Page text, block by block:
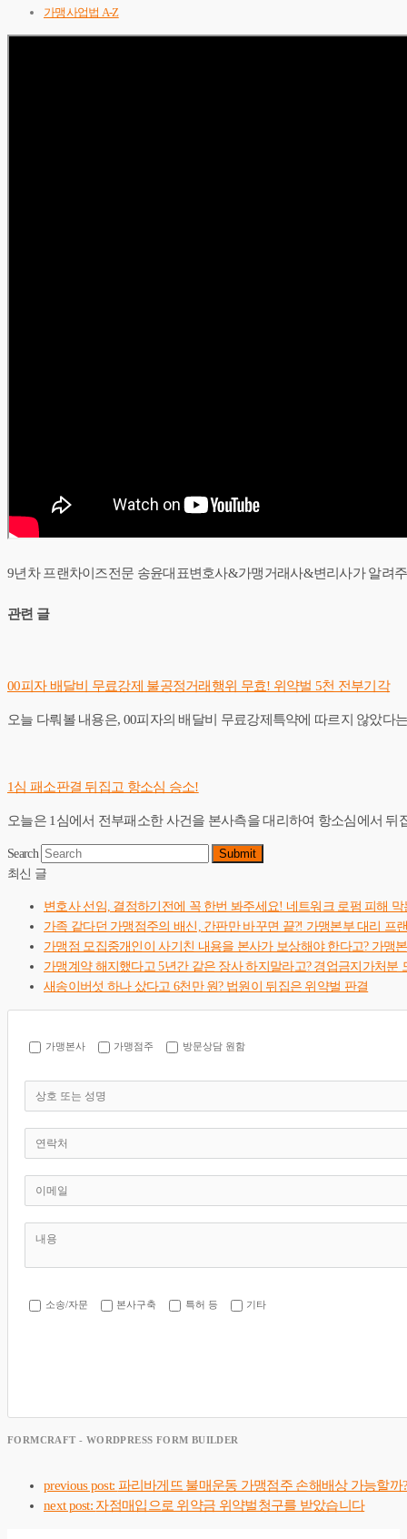
가맹사업법 A-Z
9년차 프랜차이즈전문 송윤대표변호사&가맹거래사&변리사가 알려
관련 글
00피자 배달비 무료강제 불공정거래행위 무효! 위약벌 5천 전부기각
오늘 다뤄볼 내용은, 00피자의 배달비 무료강제특약에 따르지 않았
1심 패소판결 뒤집고 항소심 승소!
오늘은 1심에서 전부패소한 사건을 본사측을 대리하여 항소심에서 뒤
Search
Submit
최신 글
변호사 선임, 결정하기전에 꼭 한번 봐주세요! 네트워크 로펌 피해 막
가족 같다던 가맹점주의 배신, 간판만 바꾸면 끝?! 가맹본부 대리 프
가맹점 모집중개인이 사기친 내용을 본사가 보상해야 한다고? 가맹
가맹계약 해지했다고 5년간 같은 장사 하지말라고? 경업금지가처분
새송이버섯 하나 샀다고 6천만 원? 법원이 뒤집은 위약벌 판결
가맹본사 가맹점주 방문상담 원함
소송/자문 본사구축 특허 등 기타
FORMCRAFT - WORDPRESS FORM BUILDER
previous post: 파리바게뜨 불매운동 가맹점주 손해배상 가능할까
next post: 자점매입으로 위약금 위약벌청구를 받았습니다